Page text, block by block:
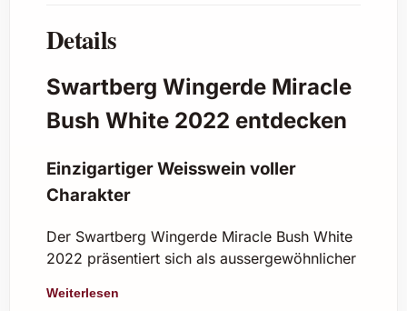
Details
Swartberg Wingerde Miracle
Bush White 2022 entdecken
Einzigartiger Weisswein voller
Charakter
Der Swartberg Wingerde Miracle Bush White
2022 präsentiert sich als aussergewöhnlicher
Vielfalt und Tiefe besticht. Dieser Jahrgang
Weiterlesen